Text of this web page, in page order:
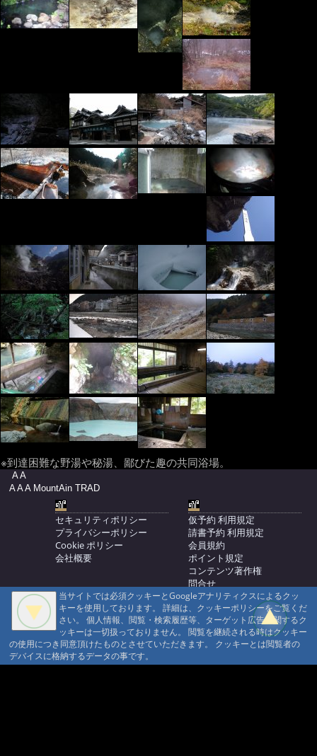
※到達困難な野湯や秘湯、鄙びた趣の共同浴場。
A A
A A A MountAin TRAD
セキュリティポリシー
プライバシーポリシー
Cookie ポリシー
会社概要
仮予約 利用規定
請書予約 利用規定
会員規約
ポイント規定
コンテンツ著作権
問合せ
マウンテントラッド株式会社
〒386-1211 長野県上田市下之郷692
0268371176
© 1999-2026 MountAin TRAD ® Inc. https://www.mountaintrad.co.jp
当サイトでは必須クッキーとGoogleアナリティクスによるクッ
キーを使用しております。 詳細は、クッキーポリシーをご覧くだ
さい。 個人情報、閲覧・検索履歴等、ターゲット広告に関するク
ッキーは一切扱っておりません。 閲覧を継続される時はクッキー
の使用につき同意頂けたものとさせていただきます。 クッキーとは閲覧者の
デバイスに格納するデータの事です。